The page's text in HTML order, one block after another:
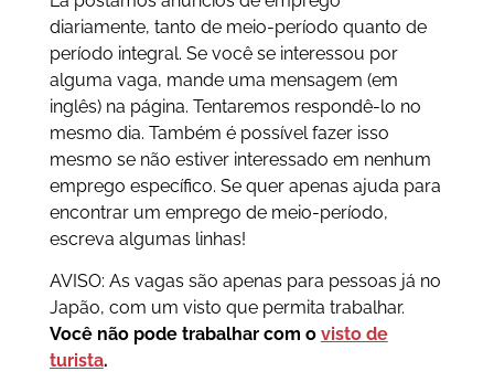
diariamente, tanto de meio-período quanto de
período integral. Se você se interessou por
alguma vaga, mande uma mensagem (em
inglês) na página. Tentaremos respondê-lo no
mesmo dia. Também é possível fazer isso
mesmo se não estiver interessado em nenhum
emprego específico. Se quer apenas ajuda para
encontrar um emprego de meio-período,
escreva algumas linhas!
AVISO: As vagas são apenas para pessoas já no
Japão, com um visto que permita trabalhar.
Você não pode trabalhar com o visto de
turista.